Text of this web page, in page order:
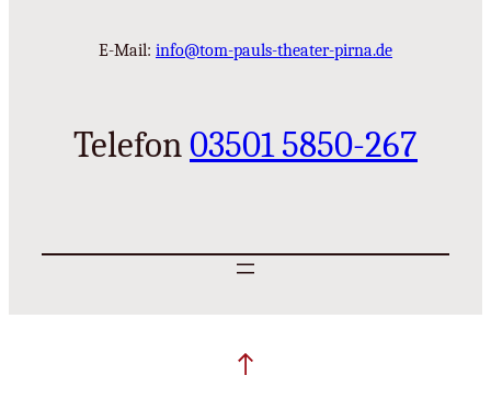
E-Mail: info@tom-pauls-theater-pirna.de
Telefon03501 5850-267